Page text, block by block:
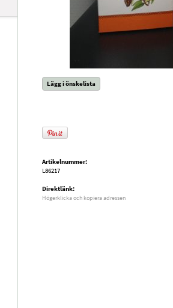
Lägg i önskelista
Artikelnummer:
L86217
Direktlänk:
Högerklicka och kopiera adressen